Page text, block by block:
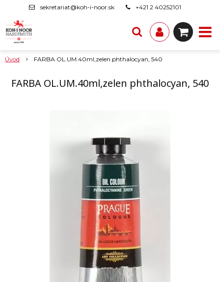
sekretariat@koh-i-noor.sk +421 2 40252101
Úvod FARBA OL.UM.40ml,zelen phthalocyan, 540
FARBA OL.UM.40ml,zelen phthalocyan, 540